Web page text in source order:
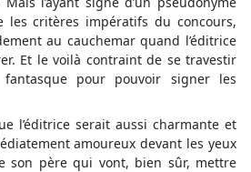
les critères impératifs du concours,
au cauchemar quand l’éditrice
Et le voilà contraint de se travestir
pour pouvoir signer les
l’éditrice serait aussi charmante et
amoureux devant les yeux
son père qui vont, bien sûr, mettre